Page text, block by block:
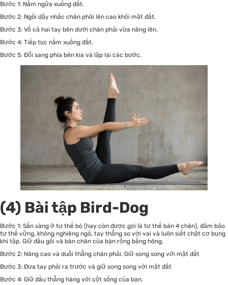
Bước 1: Nằm ngửa xuống đất.
Bước 2: Ngồi dậy nhấc chân phải lên cao khỏi mặt đất.
Bước 3: Vỗ cả hai tay bên dưới chân phải vừa nâng lên.
Bước 4: Tiếp tục nằm xuống đất.
Bước 5: Đổi sang phía bên kia và lặp lại các bước.
(4) Bài tập Bird-Dog
Bước 1: Sẵn sàng ở tư thế bò (hay còn được gọi là tư thế bàn 4 chân), đảm bảo
tư thế vững, không nghiêng ngả, tay thẳng so với vai và luôn siết chặt cơ bụng
khi tập. Giữ đầu gối và bàn chân của bạn rộng bằng hông.
Bước 2: Nâng cao và duỗi thẳng chân phải. Giữ song song với mặt đất
Bước 3: Đưa tay phải ra trước và giữ song song với mặt đất
Bước 4: Giữ đầu thẳng hàng với cột sống của bạn.